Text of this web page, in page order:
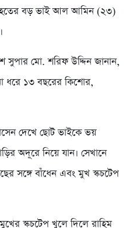
বড় ভাই আল আমিন (২৩)
সুপার মো. শরিফ উদ্দিন জানান,
ধরে ১৩ বছরের কিশোর,
দেখে ছোট ভাইকে ভয়
অদূরে নিয়ে যান। সেখানে
সঙ্গে বাঁধেন এবং মুখ স্কচটেপ
স্কচটেপ খুলে দিলে রাহিম